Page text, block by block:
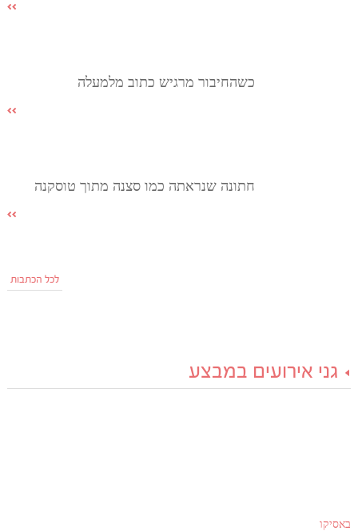
כשהחיבור מרגיש כתוב מלמעלה
חתונה שנראתה כמו סצנה מתוך טוסקנה
לכל הכתבות
גני אירועים במבצע
באסיקו